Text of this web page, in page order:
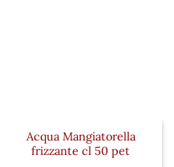
Acqua Mangiatorella
frizzante cl 50 pet